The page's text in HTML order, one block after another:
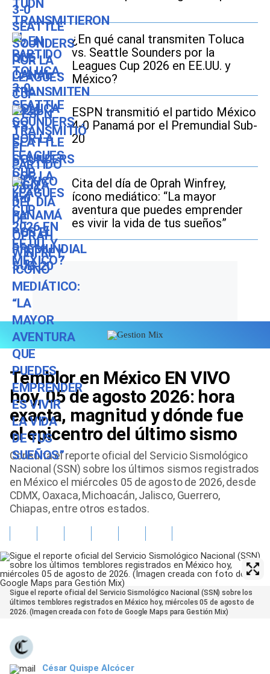
¿En qué canal transmiten Toluca
vs. Seattle Sounders por la
Leagues Cup 2026 en EE.UU. y
México?
ESPN transmitió el partido México
4-0 Panamá por el Premundial Sub-
20
Cita del día de Oprah Winfrey,
ícono mediático: “La mayor
aventura que puedes emprender
es vivir la vida de tus sueños”